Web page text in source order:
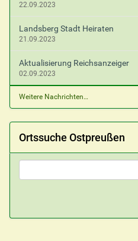
22.09.2023
Landsberg Stadt Heiraten
21.09.2023
Aktualisierung Reichsanzeiger
02.09.2023
Weitere Nachrichten…
Ortssuche Ostpreußen